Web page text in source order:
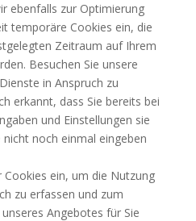
ebenfalls zur Optimierung
temporäre Cookies ein, die
Zeitraum auf Ihrem
Besuchen Sie unsere
in Anspruch zu
erkannt, dass Sie bereits bei
und Einstellungen sie
noch einmal eingeben
ein, um die Nutzung
zu erfassen und zum
Angebotes für Sie